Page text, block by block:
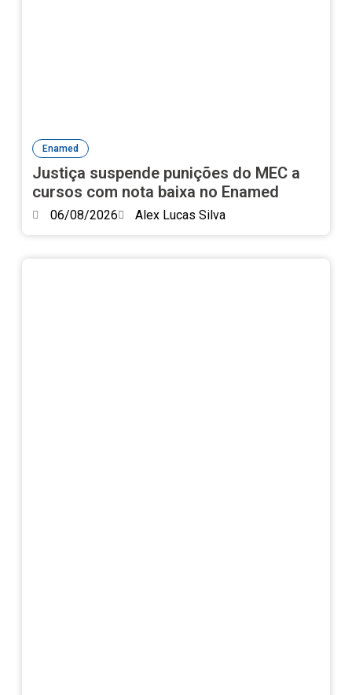
Enamed
Justiça suspende punições do MEC a
cursos com nota baixa no Enamed
06/08/2026 Alex Lucas Silva